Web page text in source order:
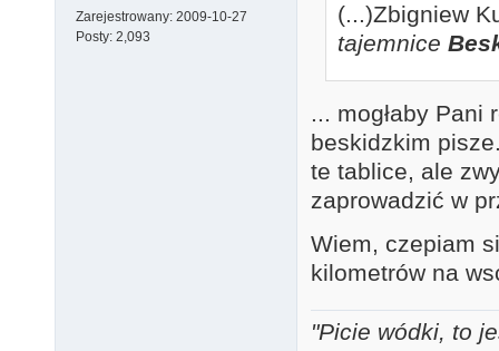
Zarejestrowany: 2009-10-27
Posty: 2,093
(...)Zbigniew
tajemnice
... mogłaby
beskidzkim
te tablice, ale
zaprowadzić w
Wiem, czepiam
kilometrów na
"Picie wódki, to